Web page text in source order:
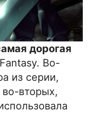
дорогая
Во-
из серии,
вторых,